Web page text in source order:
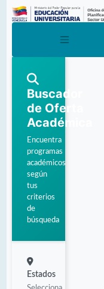
Buscador
de Oferta
Académica
Encuentra
programas
académicos
según
tus
criterios
de
búsqueda
Estados